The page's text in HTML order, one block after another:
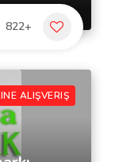
822+
ALIŞVERIŞ